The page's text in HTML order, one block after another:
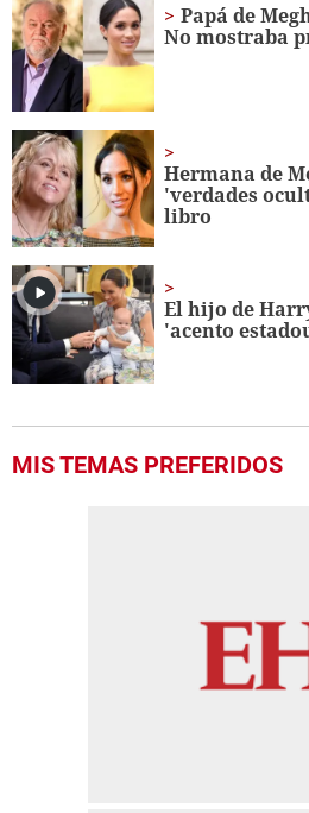
1
minute,
11
seconds
Papá de
No mostraba
Hermana de
'verdades
libro
El hijo de
'acento
MIS TEMAS PREFERIDOS